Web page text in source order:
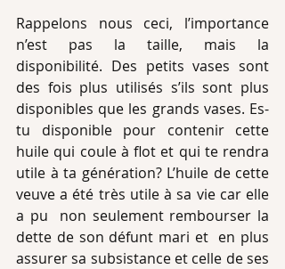
Rappelons nous ceci, l’importance
n’est pas la taille, mais la
disponibilité. Des petits vases sont
des fois plus utilisés s’ils sont plus
disponibles que les grands vases. Es-
tu disponible pour contenir cette
huile qui coule à flot et qui te rendra
utile à ta génération? L’huile de cette
veuve a été très utile à sa vie car elle
a pu  non seulement rembourser la
dette de son défunt mari et  en plus
assurer sa subsistance et celle de ses